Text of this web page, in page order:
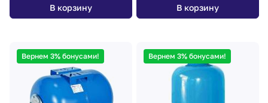
В корзину В корзину
Вернем 3% бонусами! Вернем 3% бонусами!